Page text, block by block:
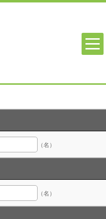
（名）
（名）